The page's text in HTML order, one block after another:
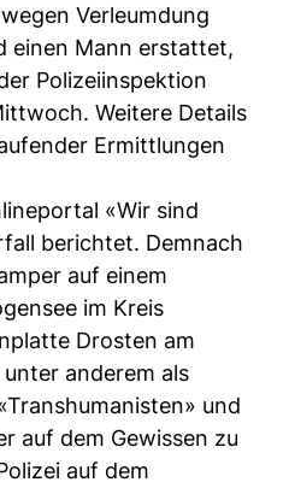
Verleumdung
einen Mann erstattet,
Polizeiinspektion
Weitere Details
Ermittlungen
«Wir sind
berichtet. Demnach
auf einem
im Kreis
Drosten am
anderem als
und
auf dem Gewissen zu
auf dem